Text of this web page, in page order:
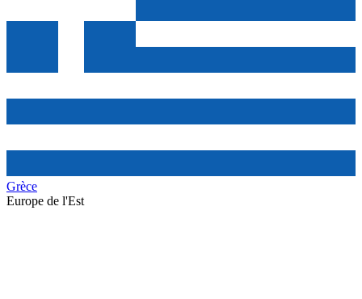
Grèce
Europe de l'Est